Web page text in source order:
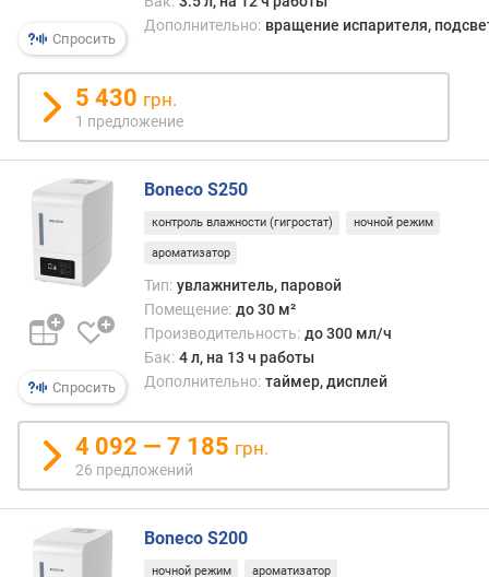
б
а
в
л
е
н
о
к
л
е
с
т
в
у
п
р
Спросить
Дополнительно: вращение испарителя,
5 430 грн.
1 предложение
Спросить
Boneco S250
контроль влажности (гигростат) ночной режим
ароматизатор
Тип: увлажнитель, паровой
Помещение: до 30 м²
Производительность: до 300 мл/ч
Бак: 4 л, на 13 ч работы
Дополнительно: таймер, дисплей
4 092 — 7 185 грн.
26 предложений
Boneco S200
ночной режим ароматизатор